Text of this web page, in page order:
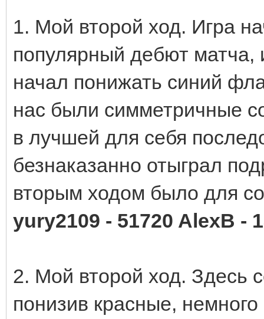
1. Мой второй ход. Игра
популярный дебют матча,
начал понижать синий
нас были симметричные
в лучшей для себя
безнаказанно отыграл
вторым ходом было для
yury2109 - 51720 AlexB -
2. Мой второй ход. Здесь
понизив красные,